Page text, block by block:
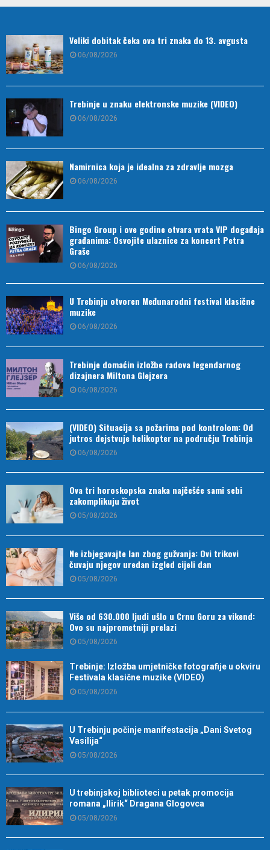
Veliki dobitak čeka ova tri znaka do 13. avgusta
06/08/2026
Trebinje u znaku elektronske muzike (VIDEO)
06/08/2026
Namirnica koja je idealna za zdravlje mozga
06/08/2026
Bingo Group i ove godine otvara vrata VIP događaja
građanima: Osvojite ulaznice za koncert Petra
Graše
06/08/2026
U Trebinju otvoren Međunarodni festival klasične
muzike
06/08/2026
Trebinje domaćin izložbe radova legendarnog
dizajnera Miltona Glejzera
06/08/2026
(VIDEO) Situacija sa požarima pod kontrolom: Od
jutros dejstvuje helikopter na području Trebinja
06/08/2026
Ova tri horoskopska znaka najčešće sami sebi
zakomplikuju život
05/08/2026
Ne izbjegavajte lan zbog gužvanja: Ovi trikovi
čuvaju njegov uredan izgled cijeli dan
05/08/2026
Više od 630.000 ljudi ušlo u Crnu Goru za vikend:
Ovo su najprometniji prelazi
05/08/2026
Trebinje: Izložba umjetničke fotografije u okviru
Festivala klasične muzike (VIDEO)
05/08/2026
U Trebinju počinje manifestacija „Dani Svetog
Vasilija“
05/08/2026
U trebinjskoj biblioteci u petak promocija
romana „Ilirik“ Dragana Glogovca
05/08/2026